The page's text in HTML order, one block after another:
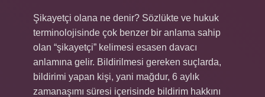
Şikayetçi olana ne denir? Sözlükte ve hukuk
terminolojisinde çok benzer bir anlama sahip
olan “şikayetçi” kelimesi esasen davacı
anlamına gelir. Bildirilmesi gereken suçlarda,
bildirimi yapan kişi, yani mağdur, 6 aylık
zamanaşımı süresi içerisinde bildirim hakkını